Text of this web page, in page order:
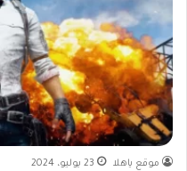
موقع ياهلا 23 يوليو، 2024